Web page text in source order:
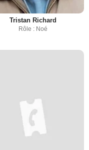
Tristan Richard
Rôle : Noé